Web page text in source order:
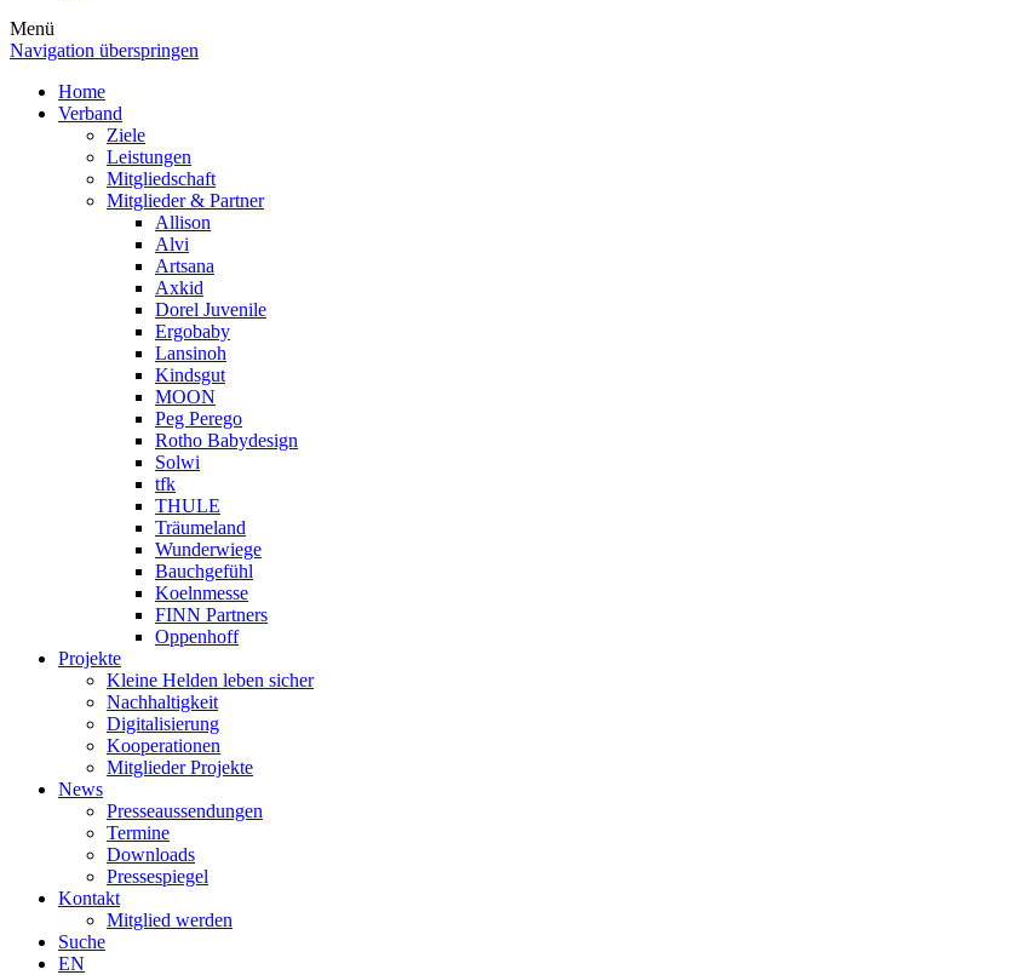
Menü
Navigation überspringen
Home
Verband
Ziele
Leistungen
Mitgliedschaft
Mitglieder & Partner
Allison
Alvi
Artsana
Axkid
Dorel Juvenile
Ergobaby
Lansinoh
Kindsgut
MOON
Peg Perego
Rotho Babydesign
Solwi
tfk
THULE
Träumeland
Wunderwiege
Bauchgefühl
Koelnmesse
FINN Partners
Oppenhoff
Projekte
Kleine Helden leben sicher
Nachhaltigkeit
Digitalisierung
Kooperationen
Mitglieder Projekte
News
Presseaussendungen
Termine
Downloads
Pressespiegel
Kontakt
Mitglied werden
Suche
EN